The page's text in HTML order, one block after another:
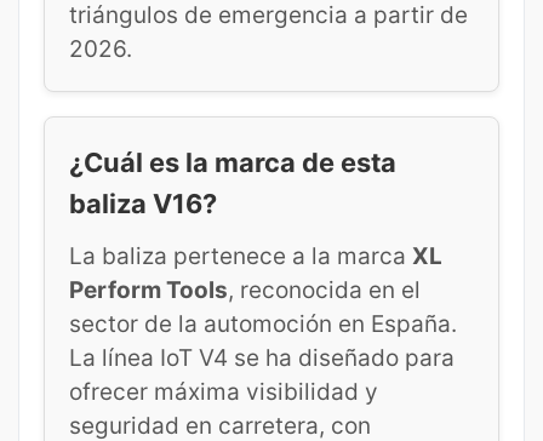
triángulos de emergencia a partir de
2026.
¿Cuál es la marca de esta
baliza V16?
La baliza pertenece a la marca XL
Perform Tools, reconocida en el
sector de la automoción en España.
La línea IoT V4 se ha diseñado para
ofrecer máxima visibilidad y
seguridad en carretera, con